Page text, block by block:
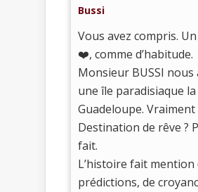
Bussi
Vous avez compris.
❤️, comme d’habitude.
Monsieur BUSSI nous
une île paradisiaque la
Guadeloupe. Vraiment
Destination de rêve ?
fait.
L’histoire fait mention
prédictions, de